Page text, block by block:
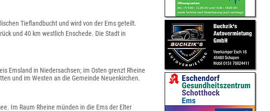
Tieflandbucht und wird von der Ems geteilt.
und 40 km westlich Enschede. Die Stadt in
Emsland in Niedersachsen; im Osten grenzt Rheine
und im Westen an die Gemeinde Neuenkirchen.
Im Raum Rheine münden in die Ems der Elter